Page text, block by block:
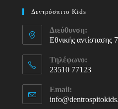
Δεντρόσπιτο Kids
Διεύθυνση:
Εθνικής αντίστασης
Τηλέφωνο:
23510 77123
in
your
Email: